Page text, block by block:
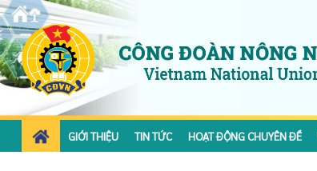
GIỚI THIỆU TIN TỨC HOẠT ĐỘNG CHUYÊN ĐỀ